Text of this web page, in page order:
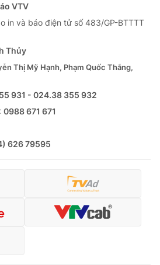
VTV
in và báo điện tử số 483/GP-BTTTT
Thủy
Thị Mỹ Hạnh, Phạm Quốc Thắng,
931 - 024.38 355 932
0988 671 671
626 79595